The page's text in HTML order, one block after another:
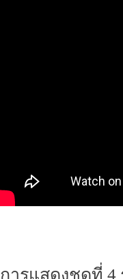
การแสดงชุดที่ 4